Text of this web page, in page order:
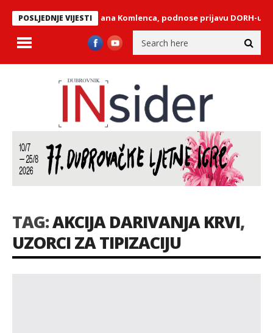
POSLJEDNJE VIJESTI
o smrti Gorana Komlenca, podnose prijavu DORH-u
TAG:AKCIJA DARIVANJA KRVI,
UZORCI ZA TIPIZACIJU